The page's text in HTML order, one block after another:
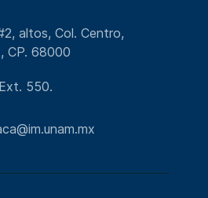
altos, Col. Centro,
CP. 68000
550.